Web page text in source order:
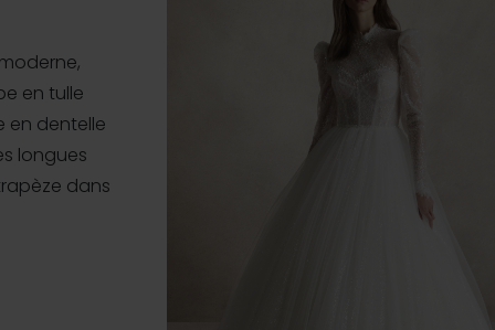
en tulle
en dentelle
longues
dans